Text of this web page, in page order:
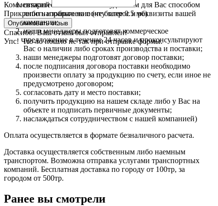
Комментарий
Прикрепить изображение (не более 0.5 мб)
Спасибо! Ваш отзыв был отправлен!
Упс! Что-то пошло не так при отправке формы.
свяжитесь с нами любым удобным для Вас способом
либо направьте на почту запрос и реквизиты вашей
компании;
наши менеджеры подготовят коммерческое
предложение в течение 24 часов и проконсультируют
Вас о наличии либо сроках производства и поставки;
наши менеджеры подготовят договор поставки;
после подписания договора поставки необходимо
произвести оплату за продукцию по счету, если иное не
предусмотрено договором;
согласовать дату и место поставки;
получить продукцию на нашем складе либо у Вас на
объекте и подписать первичные документы;
наслаждаться сотрудничеством с нашей компанией)
Оплата осуществляется в формате безналичного расчета.
Доставка осуществляется собственным либо наемным
транспортом. Возможна отправка услугами транспортных
компаний. Бесплатная доставка по городу от 100тр, за
городом от 500тр.
Ранее вы смотрели